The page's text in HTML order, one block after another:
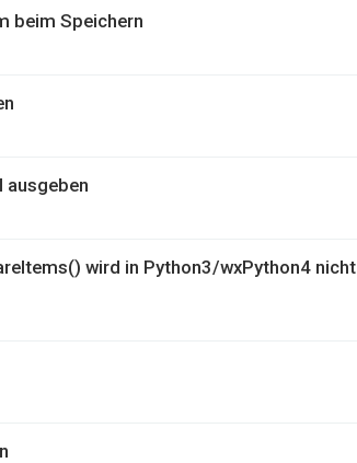
beim Speichern
ausgeben
wird in Python3/wxPython4 nicht